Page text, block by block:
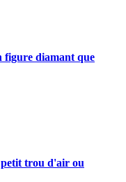
figure diamant que
petit trou d'air ou